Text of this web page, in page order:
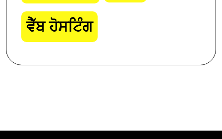
ਵੈੱਬ ਹੋਸਟਿੰਗ